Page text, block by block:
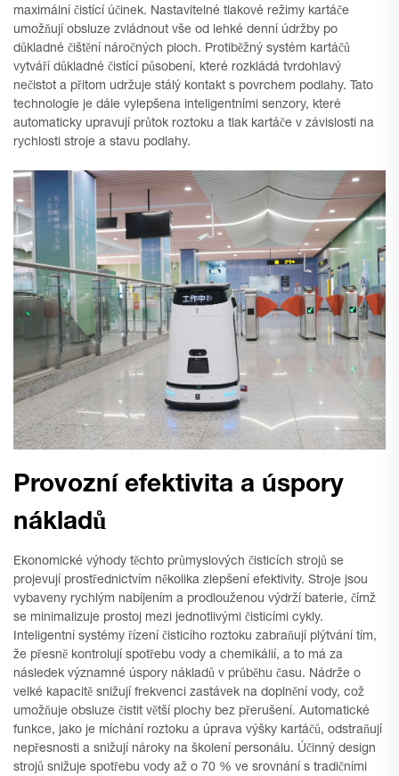
maximální čistící účinek. Nastavitelné tlakové režimy kartáče
umožňují obsluze zvládnout vše od lehké denní údržby po
důkladné čištění náročných ploch. Protiběžný systém kartáčů
vytváří důkladné čistící působení, které rozkládá tvrdohlavý
nečistot a přitom udržuje stálý kontakt s povrchem podlahy. Tato
technologie je dále vylepšena inteligentními senzory, které
automaticky upravují průtok roztoku a tlak kartáče v závislosti na
rychlosti stroje a stavu podlahy.
Provozní efektivita a úspory
nákladů
Ekonomické výhody těchto průmyslových čisticích strojů se
projevují prostřednictvím několika zlepšení efektivity. Stroje jsou
vybaveny rychlým nabíjením a prodlouženou výdrží baterie, čímž
se minimalizuje prostoj mezi jednotlivými čisticími cykly.
Inteligentní systémy řízení čisticího roztoku zabraňují plýtvání tím,
že přesně kontrolují spotřebu vody a chemikálií, a to má za
následek významné úspory nákladů v průběhu času. Nádrže o
velké kapacitě snižují frekvenci zastávek na doplnění vody, což
umožňuje obsluze čistit větší plochy bez přerušení. Automatické
funkce, jako je míchání roztoku a úprava výšky kartáčů, odstraňují
nepřesnosti a snižují nároky na školení personálu. Účinný design
strojů snižuje spotřebu vody až o 70 % ve srovnání s tradičními